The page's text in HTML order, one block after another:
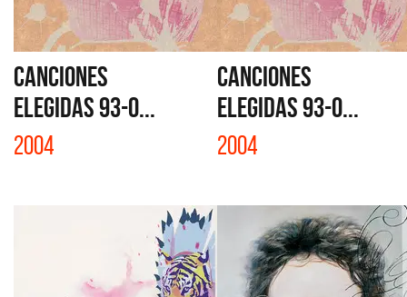
CANCIONES
ELEGIDAS 93-0...
2004
CANCIONES
ELEGIDAS 93-0...
2004